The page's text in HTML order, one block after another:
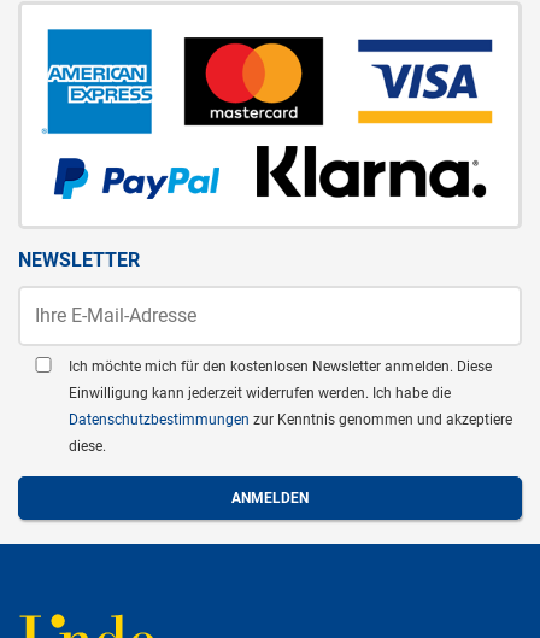
NEWSLETTER
Ich möchte mich für den kostenlosen Newsletter anmelden. Diese
Einwilligung kann jederzeit widerrufen werden. Ich habe die
Datenschutzbestimmungen zur Kenntnis genommen und akzeptiere
diese.